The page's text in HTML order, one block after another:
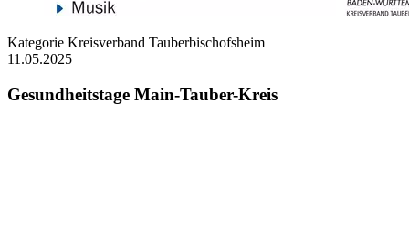
Kategorie Kreisverband Tauberbischofsheim
11.05.2025
Gesundheitstage Main-Tauber-Kreis